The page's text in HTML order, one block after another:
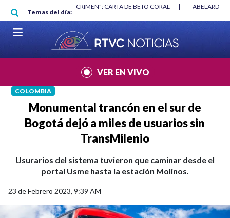
Pasar al contenido principal
Temas del día:
"HABLAR NO ES UN CRIMEN": CARTA DE BETO CORAL | ABELARDO
VER EN VIVO
COLOMBIA
Monumental trancón en el sur de
Bogotá dejó a miles de usuarios sin
TransMilenio
Usurarios del sistema tuvieron que caminar desde el
portal Usme hasta la estación Molinos.
23 de Febrero 2023, 9:39 AM